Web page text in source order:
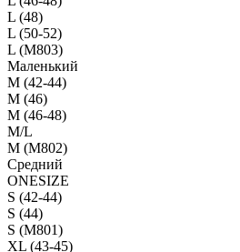
L (48)
L (50-52)
L (M803)
Маленький
М (42-44)
M (46)
M (46-48)
M/L
M (M802)
Средний
ONESIZE
S (42-44)
S (44)
S (M801)
XL (43-45)